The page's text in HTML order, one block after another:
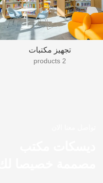
تجهيز مكتبات
2 products